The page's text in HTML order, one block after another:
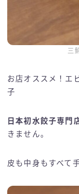
三
お店オススメ！エ
子
日本初水餃子専門
きません。
皮も中身もすべて